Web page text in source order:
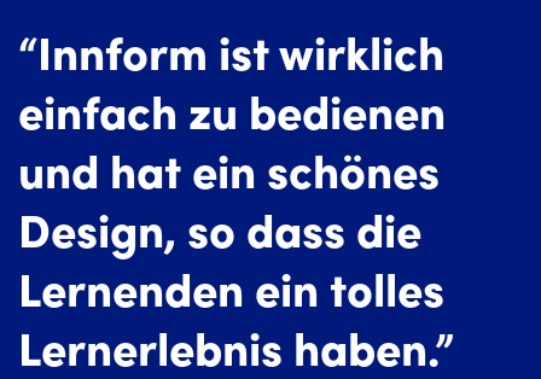
“Innform ist wirklich
einfach zu bedienen
und hat ein schönes
Design, so dass die
Lernenden ein tolles
Lernerlebnis haben.”